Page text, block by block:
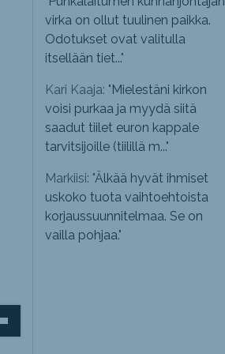
virka on ollut tuulinen paikka.
Odotukset ovat valitulla
itsellään tiet..."
Kari Kaaja: " Mielestäni kirkon
voisi purkaa ja myydä siitä
saadut tiilet euron kappale
tarvitsijoille (tiilillä m..."
Markiisi: "Älkää hyvät ihmiset
uskoko tuota vaihtoehtoista
korjaussuunnitelmaa. Se on
vailla pohjaa."